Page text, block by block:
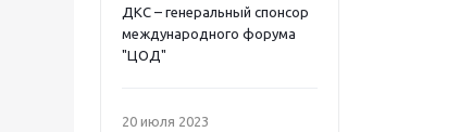
ДКС – генеральный спонсор
международного форума
"ЦОД"
20 июля 2023